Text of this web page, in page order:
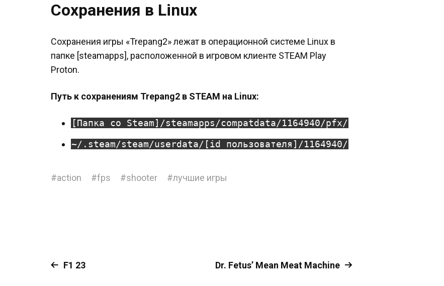
Сохранения в Linux
Сохранения игры «Trepang2» лежат в операционной системе Linux в
папке [steamapps], расположенной в игровом клиенте STEAM Play
Proton.
Путь к сохранениям Trepang2 в STEAM на Linux:
[Папка со Steam]/steamapps/compatdata/1164940/pfx/
~/.steam/steam/userdata/[id пользователя]/1164940/
#action #fps #shooter #лучшие игры
F1 23 Dr. Fetus’ Mean Meat Machine